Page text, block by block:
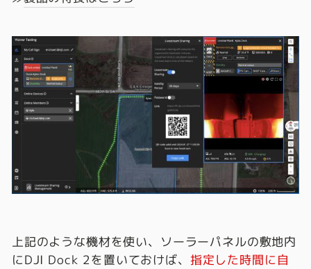
上記のような機材を使い、ソーラーパネルの敷地内
にDJI Dock 2を置いておけば、 指定した時間に自